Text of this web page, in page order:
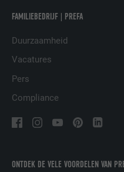
ONTDEK DE VELE VOORDELEN VAN
FAMILIEBEDRIJF | PREFA
Duurzaamheid
Vacatures
Pers
Compliance
AANBIEDER
VERVALTIJD
gebruik